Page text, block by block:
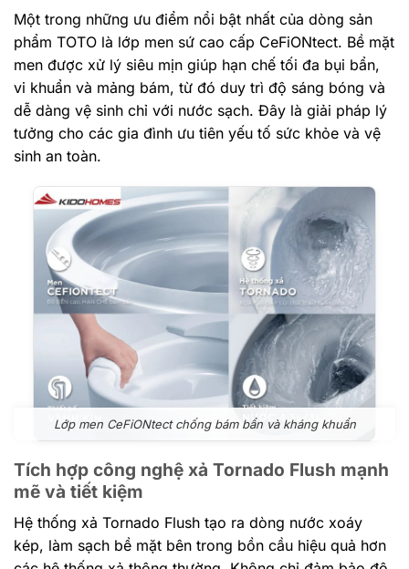
Một trong những ưu điểm nổi bật nhất của dòng sản
phẩm TOTO là lớp men sứ cao cấp CeFiONtect. Bề mặt
men được xử lý siêu mịn giúp hạn chế tối đa bụi bẩn,
vi khuẩn và mảng bám, từ đó duy trì độ sáng bóng và
dễ dàng vệ sinh chỉ với nước sạch. Đây là giải pháp lý
tưởng cho các gia đình ưu tiên yếu tố sức khỏe và vệ
sinh an toàn.
Lớp men CeFiONtect chống bám bẩn và kháng khuẩn
Tích hợp công nghệ xả Tornado Flush mạnh
mẽ và tiết kiệm
Hệ thống xả Tornado Flush tạo ra dòng nước xoáy
kép, làm sạch bề mặt bên trong bồn cầu hiệu quả hơn